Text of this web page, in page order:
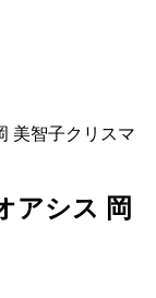
美智子クリスマ
アシス 岡